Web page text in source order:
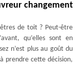
changement
de toit ? Peut-être
qu’elles sont en
n’est plus au goût du
prendre cette décision,